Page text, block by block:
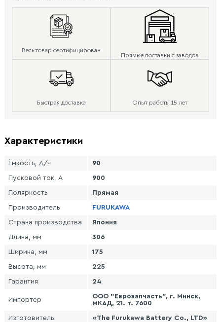
Весь товар сертифицирован
Прямые поставки с заводов
Быстрая доставка Опыт работы 15 лет
Характеристики
Ёмкость, А/ч 90
Пусковой ток, А 900
Полярность Прямая
Производитель FURUKAWA
Страна производства Япония
Длина, мм 306
Ширина, мм 175
Высота, мм 225
Гарантия 24
Импортер
ООО "Еврозапчасть", г. Минск,
МКАД, 21. т. 7600
Изготовитель «The Furukawa Battery Co., LTD»